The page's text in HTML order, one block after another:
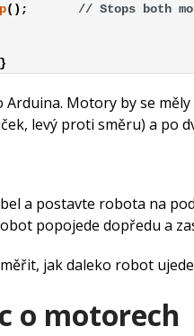
( ) ;
// Stops both
}
Arduina. Motory by se
levý proti směru) a po
a postavte robota na
popojede dopředu a
jak daleko robot
o motorech